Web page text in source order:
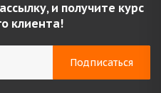
и получите курс
клиента!